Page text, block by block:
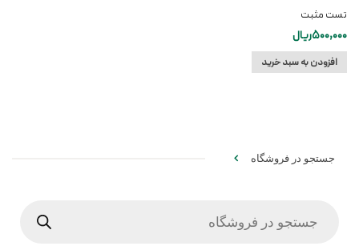
تست مثبت
500,000ریال
افزودن به سبد خرید
جستجو در فروشگاه